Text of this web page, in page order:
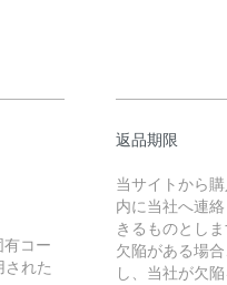
コー
れた
返品期限
当サイトから
内に当社へ連
きるものとしま
欠陥がある場
し、当社が欠